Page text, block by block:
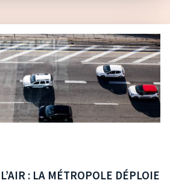
: LA MÉTROPOLE DÉPLOIE